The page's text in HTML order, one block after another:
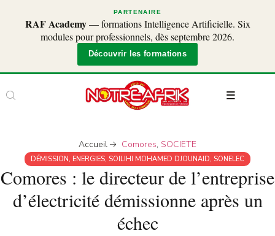
PARTENAIRE
RAF Academy— formations Intelligence Artificielle. Six
modules pour professionnels, dès septembre 2026.
Découvrir les formations
Accueil Comores, SOCIETE
DÉMISSION, ENERGIES, SOILIHI MOHAMED DJOUNAID, SONELEC
Comores : le directeur de l’entreprise
d’électricité démissionne après un
échec